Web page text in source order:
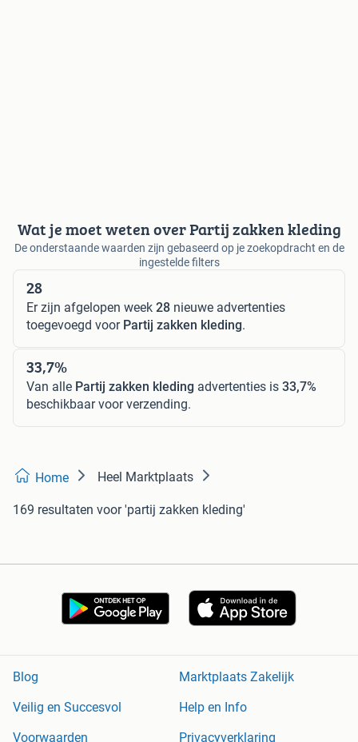
Wat je moet weten over Partij zakken kleding
De onderstaande waarden zijn gebaseerd op je zoekopdracht en de
ingestelde filters
28
Er zijn afgelopen week 28 nieuwe advertenties
toegevoegd voor Partij zakken kleding.
33,7%
Van alle Partij zakken kleding advertenties is 33,7%
beschikbaar voor verzending.
Home Heel Marktplaats
169 resultaten voor 'partij zakken kleding'
Blog
Marktplaats Zakelijk
Veilig en Succesvol
Help en Info
Voorwaarden
Privacyverklaring